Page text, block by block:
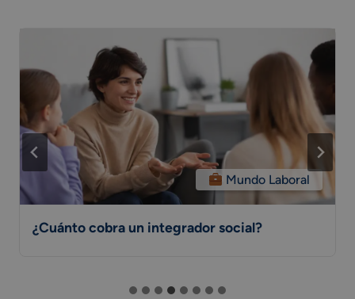
Mundo Laboral
¿Cuánto cobra un integrador social?